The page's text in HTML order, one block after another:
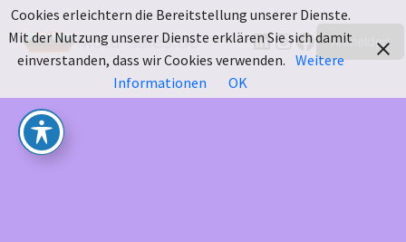
Motu-sales.de LinkedIn
Instagram
Facebook
Anmelden
Cookies erleichtern die Bereitstellung unserer Dienste.
Mit der Nutzung unserer Dienste erklären Sie sich damit
einverstanden, dass wir Cookies verwenden. Weitere
Informationen
OK